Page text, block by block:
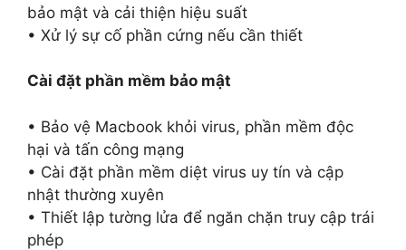
bảo mật và cải thiện hiệu suất
• Xử lý sự cố phần cứng nếu cần thiết
Cài đặt phần mềm bảo mật
• Bảo vệ Macbook khỏi virus, phần mềm độc
hại và tấn công mạng
• Cài đặt phần mềm diệt virus uy tín và cập
nhật thường xuyên
• Thiết lập tường lửa để ngăn chặn truy cập trái
phép